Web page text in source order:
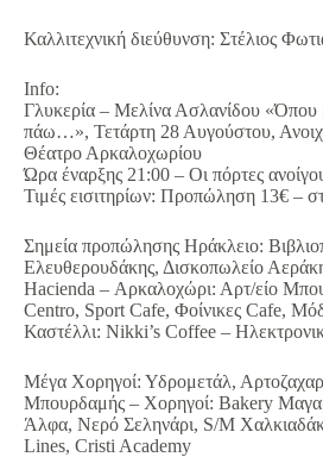
Καλλιτεχνική διεύθυνση: Στέλιος
Info:
Γλυκερία – Μελίνα Ασλανίδου «Όπου
πάω…», Τετάρτη 28 Αυγούστου,
Θέατρο Αρκαλοχωρίου
Ώρα έναρξης 21:00 – Οι πόρτες
Τιμές εισιτηρίων: Προπώληση 13€ –
Σημεία προπώλησης Ηράκλειο:
Ελευθερουδάκης, Δισκοπωλείο
Hacienda – Αρκαλοχώρι: Αρτ/είο
Centro, Sport Cafe, Φοίνικες Cafe,
Καστέλλι: Nikki’s Coffee –
Μέγα Χορηγοί: Υδρομετάλ,
Μπουρδαμής – Χορηγοί: Bakery
Άλφα, Νερό Σεληνάρι, S/M
Lines, Cristi Academy